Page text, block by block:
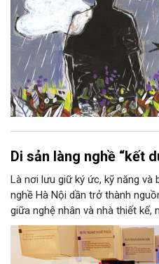
Di sản làng nghề “kết
Là nơi lưu giữ ký ức, kỹ năng và
nghề Hà Nội dần trở thành
giữa nghệ nhân và nhà thiết kế,
năng phát triển mới cho thủ
sản. Từ những cuộc “kết
khơi thông mạch ngầm của hệ